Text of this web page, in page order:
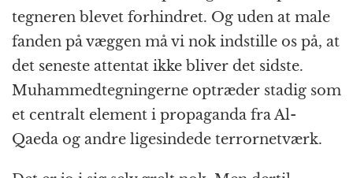
k r
tegneren blevet forhindret. Og uden at male
fanden på væggen må vi nok indstille os på, at
det seneste attentat ikke bliver det sidste.
Muhammedtegningerne optræder stadig som
et centralt element i propaganda fra Al-
Qaeda og andre ligesindede terrornetværk.